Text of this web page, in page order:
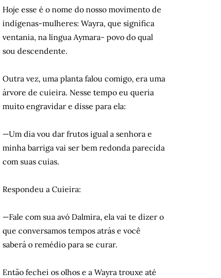
Hoje esse é o nome do nosso movimento de
indígenas-mulheres: Wayra, que significa
ventania, na língua Aymara- povo do qual
sou descendente.
Outra vez, uma planta falou comigo, era uma
árvore de cuieira. Nesse tempo eu queria
muito engravidar e disse para ela:
—Um dia vou dar frutos igual a senhora e
minha barriga vai ser bem redonda parecida
com suas cuias.
Respondeu a Cuieira:
—Fale com sua avó Dalmira, ela vai te dizer o
que conversamos tempos atrás e você
saberá o remédio para se curar.
Então fechei os olhos e a Wayra trouxe até